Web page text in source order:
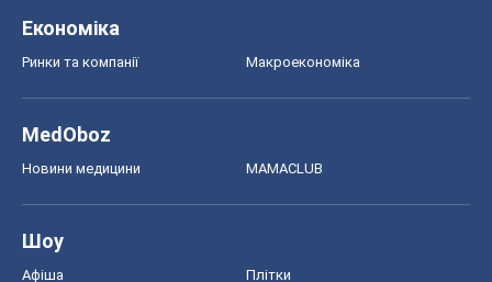
Економіка
Ринки та компанії Макроекономіка
MedOboz
Новини медицини MAMACLUB
Шоу
Афіша Плітки